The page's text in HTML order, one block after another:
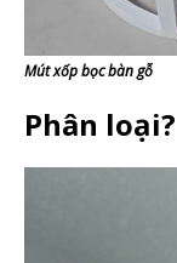
Mút xốp bọc bàn gỗ
Phân loại?